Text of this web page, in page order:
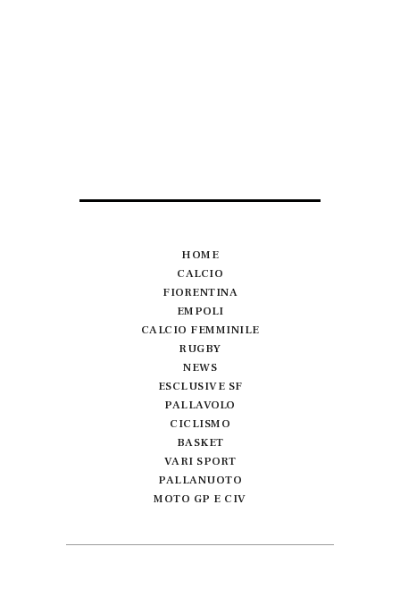
HOME
CALCIO
FIORENTINA
EMPOLI
CALCIO FEMMINILE
RUGBY
NEWS
ESCLUSIVE SF
PALLAVOLO
CICLISMO
BASKET
VARI SPORT
PALLANUOTO
MOTO GP E CIV